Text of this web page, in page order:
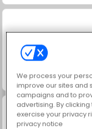
Juice Merge
We process your
improve our sites and
campaigns and to
advertising. By
exercise your privacy
privacy notice